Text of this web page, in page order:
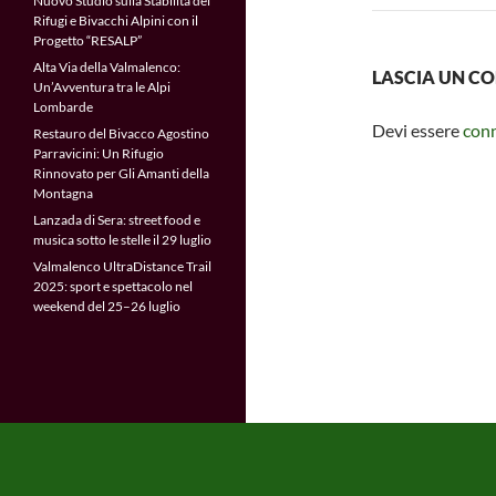
LASCIA UN
Devi essere
Rifugi e Bivacchi Alpini con il
Progetto “RESALP”
Alta Via della Valmalenco:
Un’Avventura tra le Alpi
Lombarde
Restauro del Bivacco Agostino
Parravicini: Un Rifugio
Rinnovato per Gli Amanti della
Montagna
Lanzada di Sera: street food e
musica sotto le stelle il 29 luglio
Valmalenco UltraDistance Trail
2025: sport e spettacolo nel
weekend del 25–26 luglio